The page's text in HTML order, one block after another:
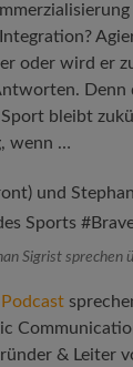
oder wird er
Denn
bleibt
wenn …
Sigrist sprechen
& Leiter